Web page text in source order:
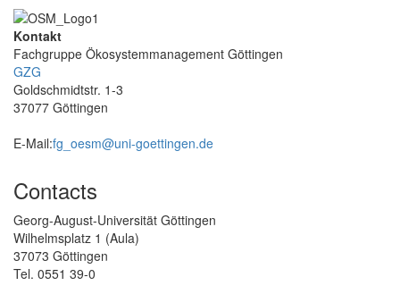
Kontakt
Fachgruppe Ökosystemmanagement Göttingen
GZG
Goldschmidtstr. 1-3
37077 Göttingen
E-Mail:fg_oesm@uni-goettingen.de
Contacts
Georg-August-Universität Göttingen
Wilhelmsplatz 1 (Aula)
37073 Göttingen
Tel. 0551 39-0